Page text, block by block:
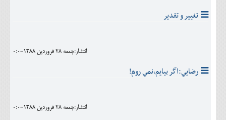
تغيير و تقدير
انتشار:جمعه 28 فروردين 1388-0:0
رضايي:اگر بيايم،نمي روم!
انتشار:جمعه 28 فروردين 1388-0:0